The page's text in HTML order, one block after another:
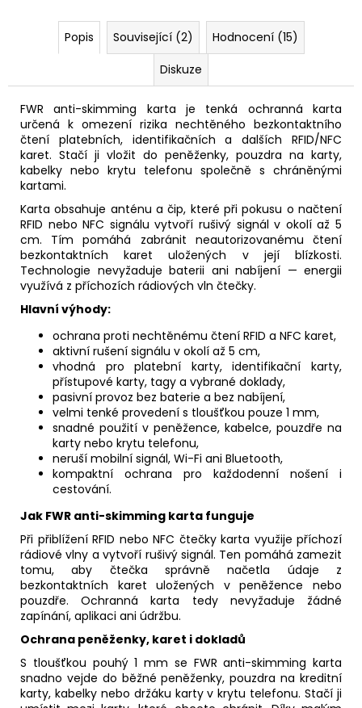
Popis Související (2)
Hodnocení (15)
Diskuze
FWR anti-skimming karta je tenká ochranná karta
určená k omezení rizika nechtěného bezkontaktního
čtení platebních, identifikačních a dalších RFID/NFC
karet. Stačí ji vložit do peněženky, pouzdra na karty,
kabelky nebo krytu telefonu společně s chráněnými
kartami.
Karta obsahuje anténu a čip, které při pokusu o načtení
RFID nebo NFC signálu vytvoří rušivý signál v okolí až 5
cm. Tím pomáhá zabránit neautorizovanému čtení
bezkontaktních karet uložených v její blízkosti.
Technologie nevyžaduje baterii ani nabíjení — energii
využívá z příchozích rádiových vln čtečky.
Hlavní výhody:
ochrana proti nechtěnému čtení RFID a NFC karet,
aktivní rušení signálu v okolí až 5 cm,
vhodná pro platební karty, identifikační karty,
přístupové karty, tagy a vybrané doklady,
pasivní provoz bez baterie a bez nabíjení,
velmi tenké provedení s tloušťkou pouze 1 mm,
snadné použití v peněžence, kabelce, pouzdře na
karty nebo krytu telefonu,
neruší mobilní signál, Wi-Fi ani Bluetooth,
kompaktní ochrana pro každodenní nošení i
cestování.
Jak FWR anti-skimming karta funguje
Při přiblížení RFID nebo NFC čtečky karta využije příchozí
rádiové vlny a vytvoří rušivý signál. Ten pomáhá zamezit
tomu, aby čtečka správně načetla údaje z
bezkontaktních karet uložených v peněžence nebo
pouzdře. Ochranná karta tedy nevyžaduje žádné
zapínání, aplikaci ani údržbu.
Ochrana peněženky, karet i dokladů
S tloušťkou pouhý 1 mm se FWR anti-skimming karta
snadno vejde do běžné peněženky, pouzdra na kreditní
karty, kabelky nebo držáku karty v krytu telefonu. Stačí ji